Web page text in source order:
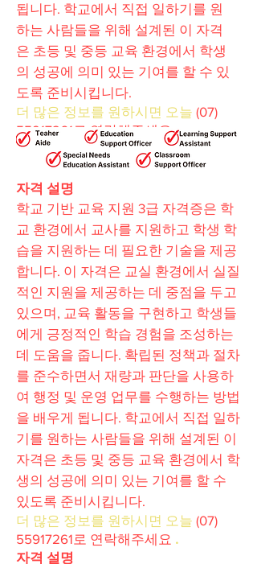
됩니다. 학교에서 직접 일하기를 원
하는 사람들을 위해 설계된 이 자격
은 초등 및 중등 교육 환경에서 학생
의 성공에 의미 있는 기여를 할 수 있
도록 준비시킵니다.
더 많은 정보를 원하시면 오늘 (07)
55917261 로 연락해주세요.
자격 설명
학교 기반 교육 지원 3급 자격증은 학
교 환경에서 교사를 지원하고 학생 학
습을 지원하는 데 필요한 기술을 제공
합니다. 이 자격은 교실 환경에서 실질
적인 지원을 제공하는 데 중점을 두고
있으며, 교육 활동을 구현하고 학생들
에게 긍정적인 학습 경험을 조성하는
데 도움을 줍니다. 확립된 정책과 절차
를 준수하면서 재량과 판단을 사용하
여 행정 및 운영 업무를 수행하는 방법
을 배우게 됩니다. 학교에서 직접 일하
기를 원하는 사람들을 위해 설계된 이
자격은 초등 및 중등 교육 환경에서 학
생의 성공에 의미 있는 기여를 할 수
있도록 준비시킵니다.
더 많은 정보를 원하시면 오늘 (07)
55917261 로 연락해주세요 .
자격 설명